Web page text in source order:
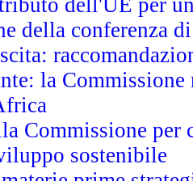
dell'UE per
della conferenza
la
Commissione
sostenibile